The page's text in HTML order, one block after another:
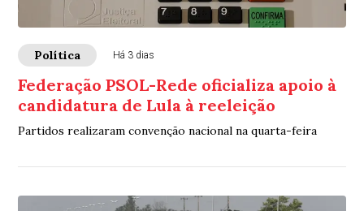
Política Há 3 dias
Federação PSOL-Rede oficializa apoio à
candidatura de Lula à reeleição
Partidos realizaram convenção nacional na quarta-feira